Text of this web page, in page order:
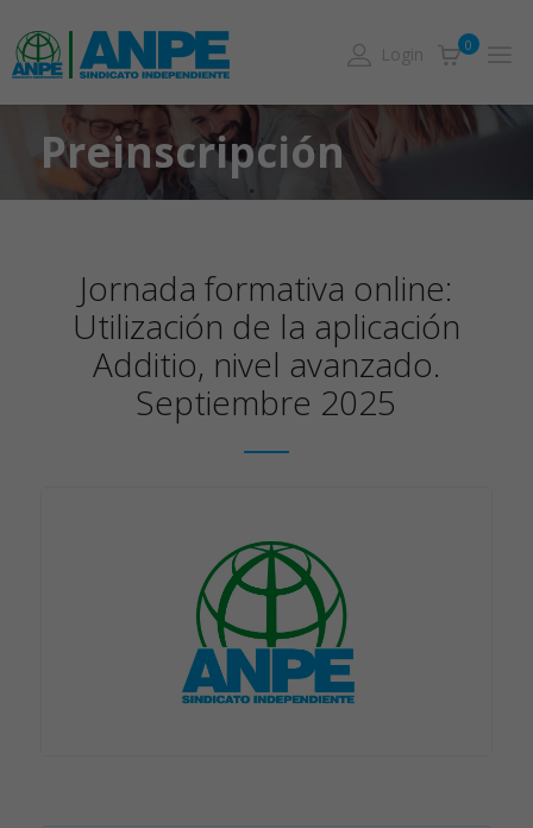
0
Login
Preinscripción
Jornada formativa online:
Utilización de la aplicación
Additio, nivel avanzado.
Septiembre 2025